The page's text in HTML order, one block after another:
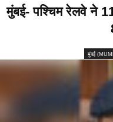
मुंबई- पश्चिम रेलवे ने
मुंबई